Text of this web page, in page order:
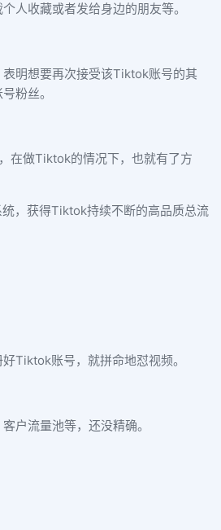
人收藏或者发给身边的朋友等。
明想要再次接受该Tiktok账号的其
粉丝。
在做Tiktok的情况下，也就有了方
，获得Tiktok持续不断的高品质总流
Tiktok账号，就拼命地怼视频。
户流量池等，还没精确。